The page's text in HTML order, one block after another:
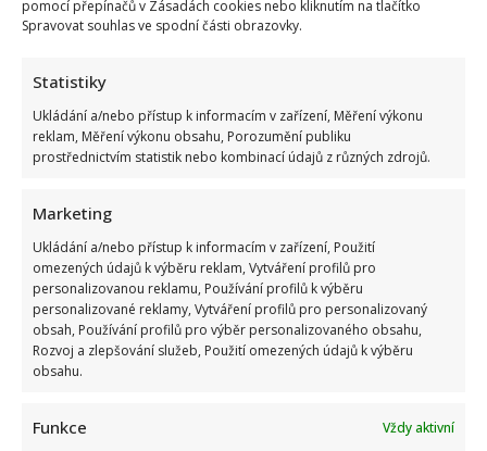
pomocí přepínačů v Zásadách cookies nebo kliknutím na tlačítko
Spravovat souhlas ve spodní části obrazovky.
Statistiky
Ukládání a/nebo přístup k informacím v zařízení, Měření výkonu
reklam, Měření výkonu obsahu, Porozumění publiku
prostřednictvím statistik nebo kombinací údajů z různých zdrojů.
Marketing
Ukládání a/nebo přístup k informacím v zařízení, Použití
omezených údajů k výběru reklam, Vytváření profilů pro
personalizovanou reklamu, Používání profilů k výběru
personalizované reklamy, Vytváření profilů pro personalizovaný
obsah, Používání profilů pro výběr personalizovaného obsahu,
Rozvoj a zlepšování služeb, Použití omezených údajů k výběru
obsahu.
Funkce
Vždy aktivní